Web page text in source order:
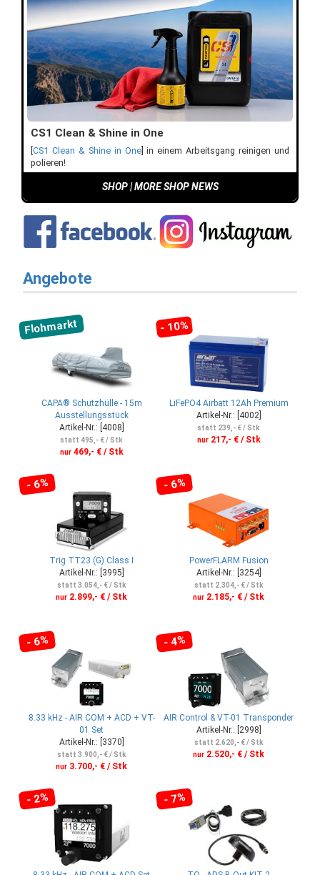
CS1 Clean & Shine in One
[CS1 Clean & Shine in One] in einem Arbeitsgang reinigen und
polieren!
SHOP|MORE SHOP NEWS
Angebote
Flohmarkt
CAPA® Schutzhülle - 15m
Ausstellungsstück
Artikel-Nr.: [4008]
statt 495,- € / Stk
nur469,- € / Stk
- 10%
LiFePO4 Airbatt 12Ah Premium
Artikel-Nr.: [4002]
statt 239,- € / Stk
nur217,- € / Stk
- 6%
Trig TT23 (G) Class I
Artikel-Nr.: [3995]
statt 3.054,- € / Stk
nur 2.899,- € / Stk
- 6%
PowerFLARM Fusion
Artikel-Nr.: [3254]
statt 2.304,- € / Stk
nur 2.185,- € / Stk
- 6%
8.33 kHz - AIR COM + ACD + VT-
01 Set
Artikel-Nr.: [3370]
statt 3.900,- € / Stk
nur 3.700,- € / Stk
- 4%
AIR Control & VT-01 Transponder
Artikel-Nr.: [2998]
statt 2.620,- € / Stk
nur 2.520,- € / Stk
- 2% - 7%